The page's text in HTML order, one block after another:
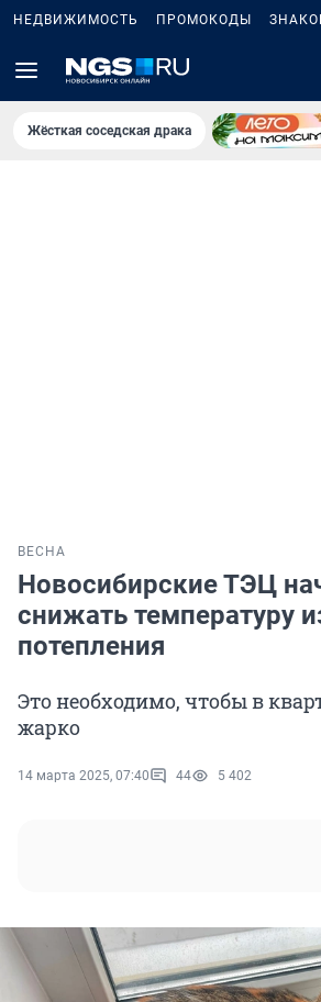
НЕДВИЖИМОСТЬ ПРОМОКОДЫ
Жёсткая соседская драка
ВЕСНА
Новосибирские ТЭЦ
снижать температуру
потепления
Это необходимо, чтобы в
жарко
14 марта 2025, 07:40 44 5 402